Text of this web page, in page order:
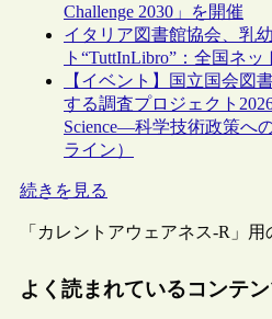
Challenge 2030」を開催
イタリア図書館協会、乳
ト“TuttInLibro”：全国ネ
【イベント】国立国会図
する調査プロジェクト
Science―科学技術政策へ
ライン）
続きを見る
「カレントアウェアネス-R」用
よく読まれているコンテン